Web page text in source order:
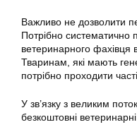
Важливо не дозволити
Потрібно
ветеринарного фахівця в
Тваринам, які мають
потрібно проходити
У зв’язку з великим
безкоштовні